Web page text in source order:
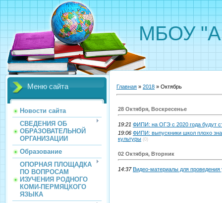
МБОУ
Меню сайта
Новости сайта
СВЕДЕНИЯ ОБ
ОБРАЗОВАТЕЛЬНОЙ
ОРГАНИЗАЦИИ
Образование
ОПОРНАЯ ПЛОЩАДКА
ПО ВОПРОСАМ
ИЗУЧЕНИЯ РОДНОГО
КОМИ-ПЕРМЯЦКОГО
ЯЗЫКА
Главная » 2018 » Октябрь
28 Октября, Воскресенье
19:21 ФИПИ: на ОГЭ с 2020 года будут
19:06 ФИПИ: выпускники школ плохо
культуры (0)
02 Октября, Вторник
14:37 Видео-материалы для